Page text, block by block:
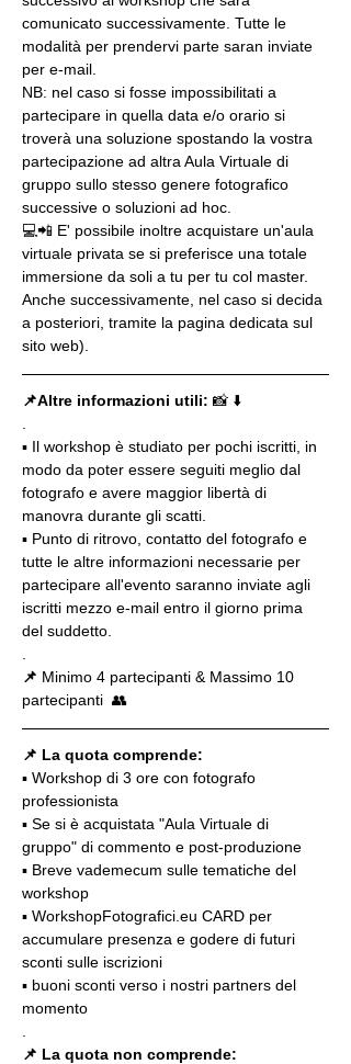
comunicato successivamente. Tutte le
modalità per prendervi parte saran inviate
per e-mail.
NB: nel caso si fosse impossibilitati a
partecipare in quella data e/o orario si
troverà una soluzione spostando la vostra
partecipazione ad altra Aula Virtuale di
gruppo sullo stesso genere fotografico
successive o soluzioni ad hoc.
💻📲 E' possibile inoltre acquistare un'aula
virtuale privata se si preferisce una totale
immersione da soli a tu per tu col master.
Anche successivamente, nel caso si decida
a posteriori, tramite la pagina dedicata sul
sito web).
📌Altre informazioni utili: 📸 ⬇️
▪️ Il workshop è studiato per pochi iscritti, in
modo da poter essere seguiti meglio dal
fotografo e avere maggior libertà di
manovra durante gli scatti.
▪️ Punto di ritrovo, contatto del fotografo e
tutte le altre informazioni necessarie per
partecipare all'evento saranno inviate agli
iscritti mezzo e-mail entro il giorno prima
del suddetto.
📌 Minimo 4 partecipanti & Massimo 10
partecipanti  👥
📌 La quota comprende:
▪️ Workshop di 3 ore con fotografo
professionista
▪️ Se si è acquistata "Aula Virtuale di
gruppo" di commento e post-produzione
▪️ Breve vademecum sulle tematiche del
workshop
▪️ WorkshopFotografici.eu CARD per
accumulare presenza e godere di futuri
sconti sulle iscrizioni
▪️ buoni sconti verso i nostri partners del
momento
📌 La quota non comprende: